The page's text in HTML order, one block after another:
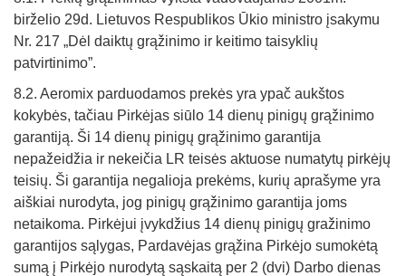
birželio 29d. Lietuvos Respublikos Ūkio ministro įsakymu
Nr. 217 „Dėl daiktų grąžinimo ir keitimo taisyklių
patvirtinimo”.
8.2. Aeromix parduodamos prekės yra ypač aukštos
kokybės, tačiau Pirkėjas siūlo 14 dienų pinigų grąžinimo
garantiją. Ši 14 dienų pinigų grąžinimo garantija
nepažeidžia ir nekeičia LR teisės aktuose numatytų pirkėjų
teisių. Ši garantija negalioja prekėms, kurių aprašyme yra
aiškiai nurodyta, jog pinigų grąžinimo garantija joms
netaikoma. Pirkėjui įvykdžius 14 dienų pinigų gražinimo
garantijos sąlygas, Pardavėjas grąžina Pirkėjo sumokėtą
sumą į Pirkėjo nurodytą sąskaitą per 2 (dvi) Darbo dienas